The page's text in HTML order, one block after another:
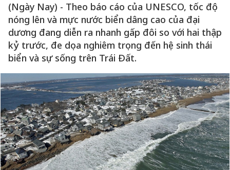
(Ngày Nay) - Theo báo cáo của UNESCO, tốc độ
nóng lên và mực nước biển dâng cao của đại
dương đang diễn ra nhanh gấp đôi so với hai thập
kỷ trước, đe dọa nghiêm trọng đến hệ sinh thái
biển và sự sống trên Trái Đất.